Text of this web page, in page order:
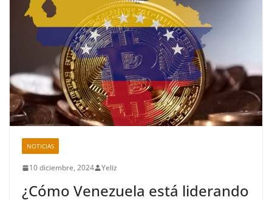
NOTICIAS
10 diciembre, 2024 Yeliz
¿Cómo Venezuela está liderando